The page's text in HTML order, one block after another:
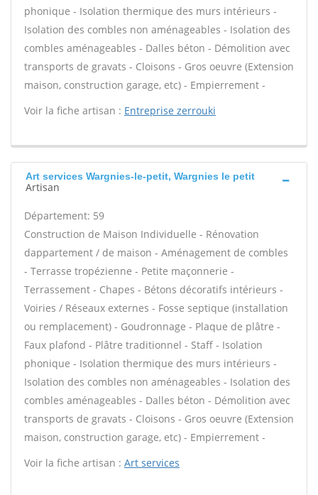
phonique - Isolation thermique des murs intérieurs -
Isolation des combles non aménageables - Isolation des
combles aménageables - Dalles béton - Démolition avec
transports de gravats - Cloisons - Gros oeuvre (Extension
maison, construction garage, etc) - Empierrement -
Voir la fiche artisan : Entreprise zerrouki
Art services Wargnies-le-petit, Wargnies le petit
Artisan
Département: 59
Construction de Maison Individuelle - Rénovation
dappartement / de maison - Aménagement de combles
- Terrasse tropézienne - Petite maçonnerie -
Terrassement - Chapes - Bétons décoratifs intérieurs -
Voiries / Réseaux externes - Fosse septique (installation
ou remplacement) - Goudronnage - Plaque de plâtre -
Faux plafond - Plâtre traditionnel - Staff - Isolation
phonique - Isolation thermique des murs intérieurs -
Isolation des combles non aménageables - Isolation des
combles aménageables - Dalles béton - Démolition avec
transports de gravats - Cloisons - Gros oeuvre (Extension
maison, construction garage, etc) - Empierrement -
Voir la fiche artisan : Art services